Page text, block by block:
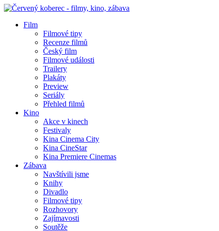
Film
Filmové tipy
Recenze filmů
Český film
Filmové události
Trailery
Plakáty
Preview
Seriály
Přehled filmů
Kino
Akce v kinech
Festivaly
Kina Cinema City
Kina CineStar
Kina Premiere Cinemas
Zábava
Navštívili jsme
Knihy
Divadlo
Filmové tipy
Rozhovory
Zajímavosti
Soutěže